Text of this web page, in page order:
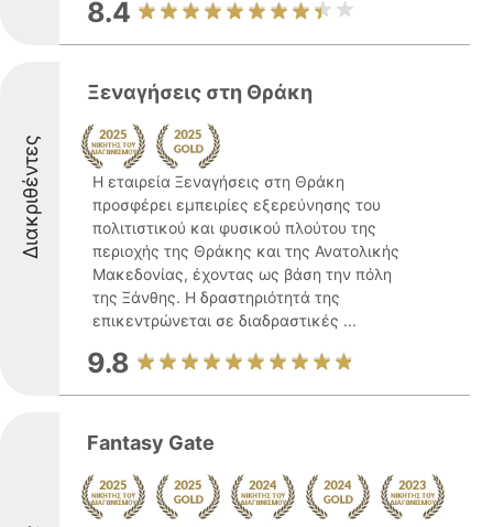
8.4
Διακριθέντες
Ξεναγήσεις στη Θράκη
Η εταιρεία Ξεναγήσεις στη Θράκη
προσφέρει εμπειρίες εξερεύνησης του
πολιτιστικού και φυσικού πλούτου της
περιοχής της Θράκης και της Ανατολικής
Μακεδονίας, έχοντας ως βάση την πόλη
της Ξάνθης. Η δραστηριότητά της
επικεντρώνεται σε διαδραστικές ...
9.8
Fantasy Gate